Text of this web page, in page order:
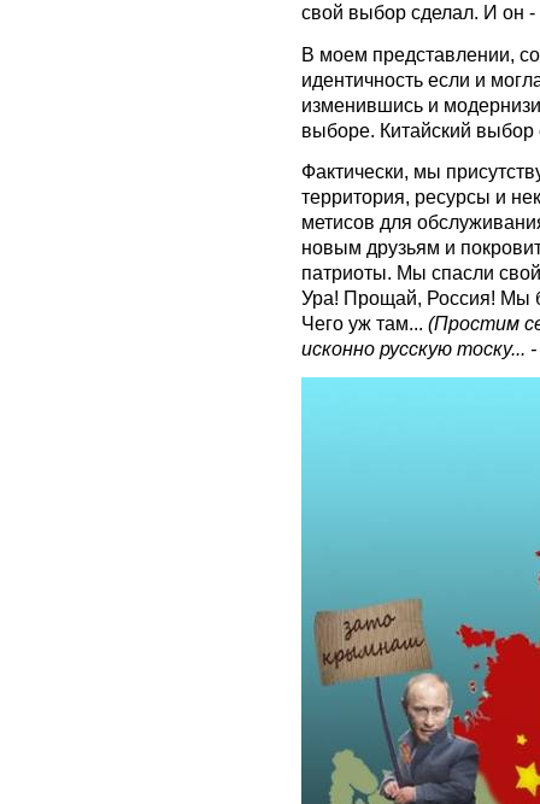
свой выбор сделал. И он
В моем представлении,
идентичность если и
изменившись и
выборе. Китайский выбор
Фактически, мы
территория, ресурсы и
метисов для
новым друзьям и
патриоты. Мы спасли
Ура! Прощай, Россия! Мы
Чего уж там... (Простим
исконно русскую тоску... -